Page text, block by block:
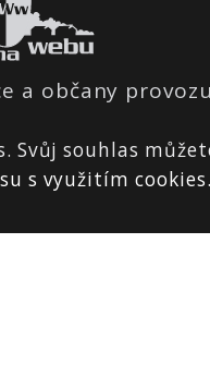
a občany
Svůj souhlas
s využitím cookies